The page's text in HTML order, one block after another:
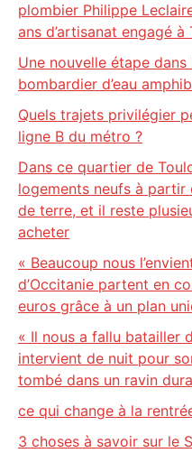
plombier Philippe
ans d’artisanat engagé à
Une nouvelle étape
bombardier d’eau
Quels trajets privilégier
ligne B du métro ?
Dans ce quartier de
logements neufs à
de terre, et il reste
acheter
« Beaucoup nous
d’Occitanie partent en
euros grâce à un plan
« Il nous a fallu batailler
intervient de nuit pour
tombé dans un ravin
ce qui change à la
3 choses à savoir sur le